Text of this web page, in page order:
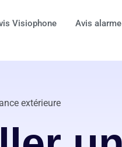
Visiophone Avis alarme
extérieure